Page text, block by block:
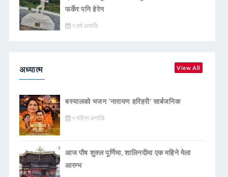
फर्केर पनि हेरेन
१ वर्ष अगाडि
अध्यात्म View All
बस्यालको भजन ‘नारायण हरिहरी’ सार्बजनिक
५ महिना अगाडि
आज पौष शुक्ल पूर्णिमा, शालिनदीमा एक महिने मेला
आरम्भ